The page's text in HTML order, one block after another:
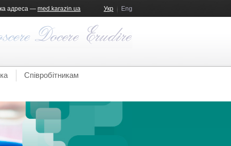
Укр Eng
адреса — med.karazin.ua
Співробітникам